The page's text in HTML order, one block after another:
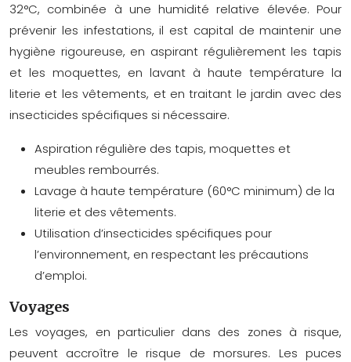
32°C, combinée à une humidité relative élevée. Pour
prévenir les infestations, il est capital de maintenir une
hygiène rigoureuse, en aspirant régulièrement les tapis
et les moquettes, en lavant à haute température la
literie et les vêtements, et en traitant le jardin avec des
insecticides spécifiques si nécessaire.
Aspiration régulière des tapis, moquettes et
meubles rembourrés.
Lavage à haute température (60°C minimum) de la
literie et des vêtements.
Utilisation d’insecticides spécifiques pour
l’environnement, en respectant les précautions
d’emploi.
Voyages
Les voyages, en particulier dans des zones à risque,
peuvent accroître le risque de morsures. Les puces